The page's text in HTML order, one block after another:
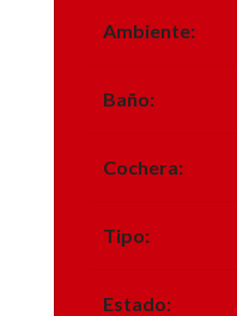
Ambiente:
Baño:
Cochera:
Tipo:
Estado: